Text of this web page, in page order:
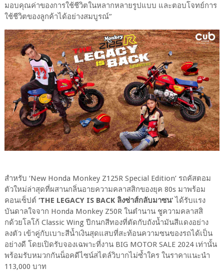
มอบคุณค่าของการใช้ชีวิตในหลากหลายรูปแบบ และตอบโจทย์การ
ใช้ชีวิตของลูกค้าได้อย่างสมบูรณ์”
สำหรับ ‘New Honda Monkey Z125R Special Edition’ รถคัสตอม
ตัวใหม่ล่าสุดที่ผสานกลิ่นอายความคลาสสิกของยุค 80s มาพร้อม
คอนเซ็ปต์ ‘THE LEGACY IS BACK ลิงซ่าส์กลับมาซน’ได้รับแรง
บันดาลใจจาก Honda Monkey Z50R ในตำนาน ชูความคลาสสิ
กด้วยโลโก้ Classic Wing ปีกนกสีทองที่ตัดกับถังน้ำมันสีแดงอย่าง
ลงตัว เข้าคู่กับเบาะสีน้ำเงินสุดแสบที่สะท้อนความซนของรถได้เป็น
อย่างดี โดยเปิดรับจองเฉพาะที่งาน BIG MOTOR SALE 2024 เท่านั้น
พร้อมรับหมวกกันน็อคดีไซน์สไตล์วิบากไม่ซ้ำใคร ในราคาแนะนำ
113,000 บาท